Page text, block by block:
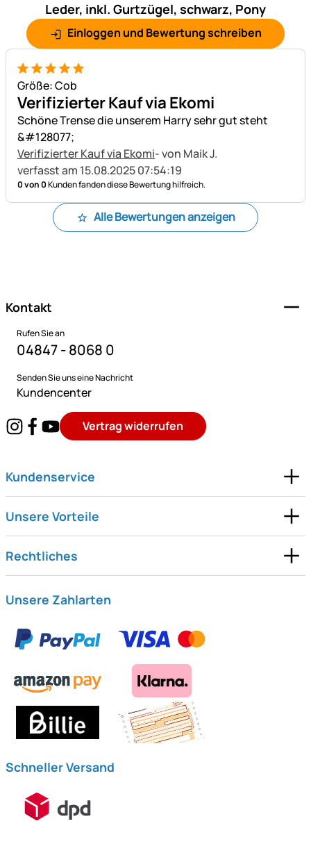
Leder, inkl. Gurtzügel, schwarz, Pony
Einloggen und Bewertung schreiben
5 von 5
Größe: Cob
Verifizierter Kauf via Ekomi
Schöne Trense die unserem Harry sehr gut steht
&#128077;
Verifizierter Kauf via Ekomi- von Maik J.
verfasst am 15.08.2025 07:54:19
0 von 0Kunden fanden diese Bewertung hilfreich.
Alle Bewertungen anzeigen
Kontakt
Rufen Sie an
04847 - 8068 0
Senden Sie uns eine Nachricht
Kundencenter
Vertrag widerrufen
Kundenservice
Unsere Vorteile
Rechtliches
Unsere Zahlarten
Schneller Versand